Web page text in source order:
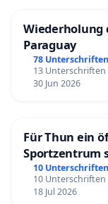
Wiederholung
Paraguay
78 Unterschriften
13 Unterschriften
30 Jun 2026
Für Thun ein
Sportzentrum
10 Unterschriften
10 Unterschriften
18 Jul 2026